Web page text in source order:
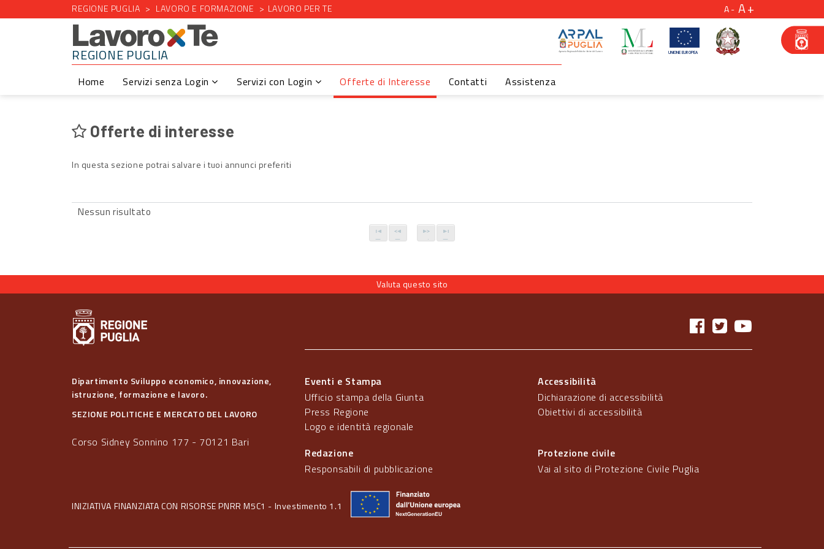
REGIONE PUGLIA LAVORO E FORMAZIONE LAVORO PER TE A A
REGIONE PUGLIA
Home Servizi senza Login Servizi con Login Offerte di Interesse Contatti Assistenza
Offerte di interesse
In questa sezione potrai salvare i tuoi annunci preferiti
Nessun risultato
Valuta questo sito
Dipartimento Sviluppo economico, innovazione,
istruzione, formazione e lavoro.
SEZIONE POLITICHE E MERCATO DEL LAVORO
Corso Sidney Sonnino 177 - 70121 Bari
Eventi e Stampa
Ufficio stampa della Giunta
Press Regione
Logo e identità regionale
Accessibilità
Dichiarazione di accessibilità
Obiettivi di accessibilità
Redazione
Responsabili di pubblicazione
Protezione civile
Vai al sito di Protezione Civile Puglia
INIZIATIVA FINANZIATA CON RISORSE PNRR M5C1 - Investimento 1.1